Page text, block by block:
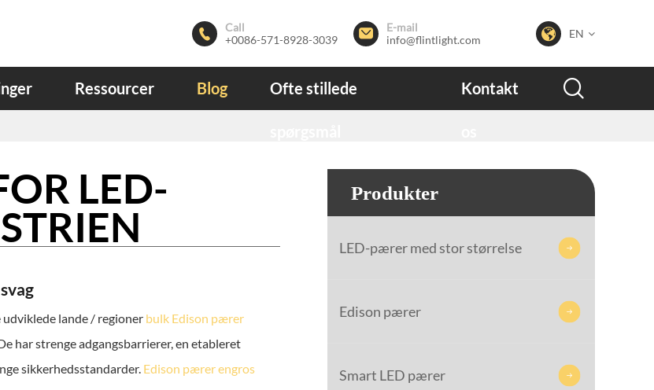

Call
+0086-571-8928-3039

E-mail
info@flintlight.com
 EN
Ressourcer Blog Ofte stillede Kontakt 
LED-
udviklede lande / regioner bulk Edison pærer
har strenge adgangsbarrierer, en etableret
sikkerhedsstandarder. Edison pærer engros
Produkter
LED-pærer med stor størrelse 
Edison pærer 
Smart LED pærer 